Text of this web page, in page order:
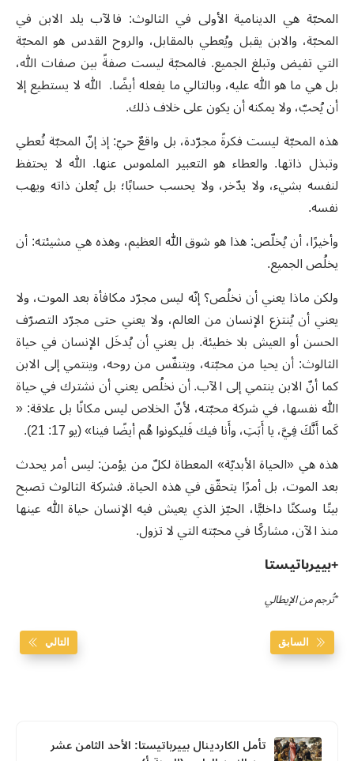
المحبّة هي الدينامية الأولى في الثالوث: فالآب يلد الابن في
المحبّة، والابن يقبل ويُعطي بالمقابل، والروح القدس هو المحبّة
التي تفيض وتبلغ الجميع. فالمحبّة ليست صفةً بين صفات الله،
بل هي ما هو الله عليه، وبالتالي ما يفعله أيضًا. الله لا يستطيع إلا
أن يُحبّ، ولا يمكنه أن يكون على خلاف ذلك.
هذه المحبّة ليست فكرةً مجرّدة، بل واقعٌ حيّ: إذ إنّ المحبّة تُعطي
وتبذل ذاتها. والعطاء هو التعبير الملموس عنها. الله لا يحتفظ
لنفسه بشيء، ولا يدّخر، ولا يحسب حسابًا؛ بل يُعلن ذاته ويهب
نفسه.
وأخيرًا، أن يُخلّص: هذا هو شوق الله العظيم، وهذه هي مشيئته: أن
يخلُص الجميع.
ولكن ماذا يعني أن نخلُص؟ إنّه ليس مجرّد مكافأة بعد الموت، ولا
يعني أن يُنتزع الإنسان من العالم، ولا يعني حتى مجرّد التصرّف
الحسن أو العيش بلا خطيئة. بل يعني أن يُدخَل الإنسان في حياة
الثالوث: أن يحيا من محبّته، ويتنفّس من روحه، وينتمي إلى الابن
كما أنّ الابن ينتمي إلى الآب. أن نخلُص يعني أن نشترك في حياة
الله نفسها، في شركة محبّته، لأنّ الخلاص ليس مكانًا بل علاقة: «
كَما أَنَّكَ فِيَّ، يا أَبَتِ، وأَنا فيك فَليكونوا هُم أيضًا فينا» (يو 17: 21).
هذه هي «الحياة الأبديّة» المعطاة لكلّ من يؤمن: ليس أمر يحدث
بعد الموت، بل أمرًا يتحقّق في هذه الحياة. فشركة الثالوث تصبح
بيتًا وسكنًا داخليًّا، الحيّز الذي يعيش فيه الإنسان حياة الله عينها
منذ الآن، مشاركًا في محبّته التي لا تزول.
+بييرباتيستا
*تُرجم من الإيطالي
السابق التالي
تأمل الكاردينال بييرباتيستا: الأحد الثامن عشر